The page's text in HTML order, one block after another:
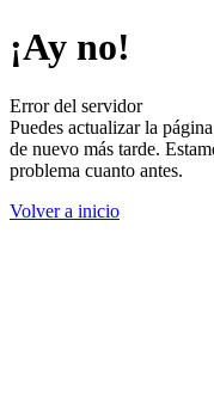
¡Ay no!
Error del servidor
Puedes actualizar la
de nuevo más tarde.
problema cuanto antes.
Volver a inicio